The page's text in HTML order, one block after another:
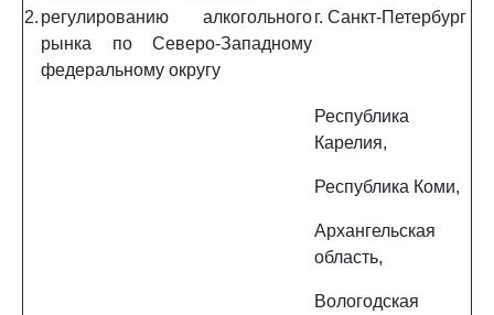
2. регулированию алкогольного
рынка по Северо-Западному
федеральному округу
г. Санкт-Петербург
Республика
Карелия,
Республика Коми,
Архангельская
область,
Вологодская